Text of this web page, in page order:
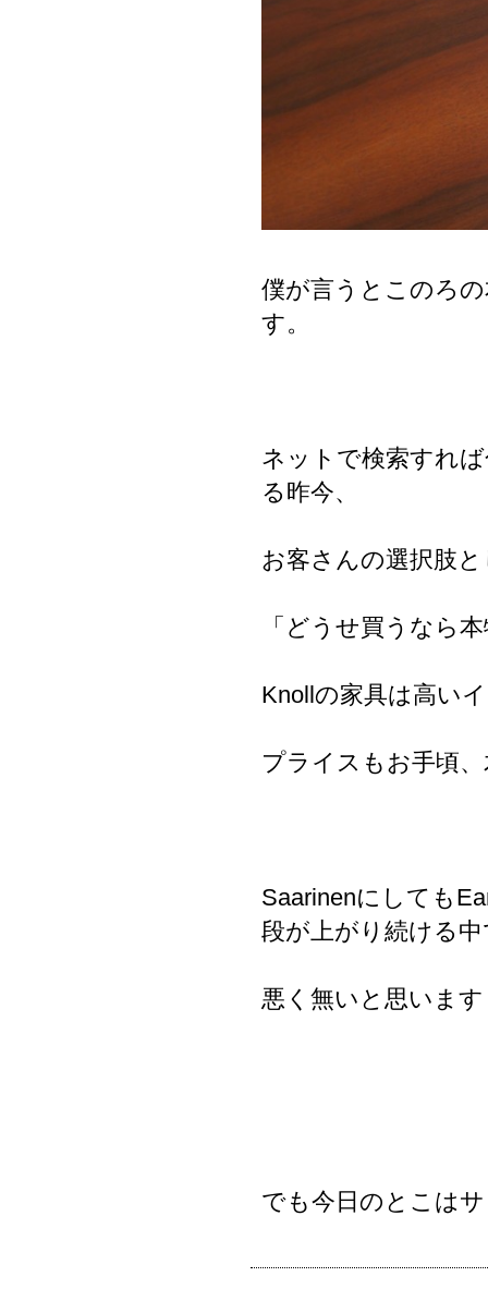
僕が言うとこのろ
す。
ネットで検索すれ
る昨今、
お客さんの選択肢
「どうせ買うなら
Knollの家具は高い
プライスもお手頃
Saarinenにしても
段が上がり続ける
悪く無いと思いま
でも今日のとこは